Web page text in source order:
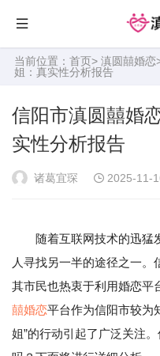
当前位置： 首页> 滇圆囍婚恋
姐：真实性分析报告
信阳市滇圆囍婚
实性分析报告
诸葛宜琛 2025-11-
随着互联网技术的迅猛
人寻找另一半的途径之一。
其市民也热衷于利用婚恋平
囍婚恋平台作为信阳市较为
姐”的行动引起了广泛关注